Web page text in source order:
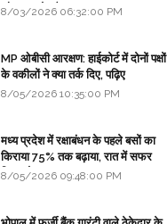
और आशुतोष बैक टू...
8/03/2026 06:32:00 PM
MP ओबीसी आरक्षण: हाईकोर्ट में दोनों पक्षों
के वकीलों ने क्या तर्क दिए, पढ़िए
8/05/2026 10:35:00 PM
मध्य प्रदेश में रक्षाबंधन के पहले बसों का
किराया 75% तक बढ़ाया, रात में सफर
किया तो 10% एक्स्ट्रा
8/05/2026 09:48:00 PM